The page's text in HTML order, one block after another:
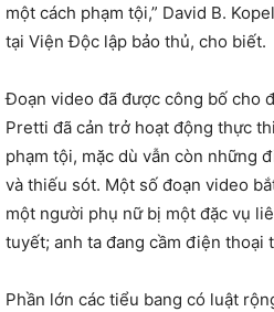
một cách phạm tội,” David B.
tại Viện Độc lập bảo thủ, cho biết.
Đoạn video đã được công bố cho
Pretti đã cản trở hoạt động thực
phạm tội, mặc dù vẫn còn những
và thiếu sót. Một số đoạn video
một người phụ nữ bị một đặc vụ
tuyết; anh ta đang cầm điện thoại
Phần lớn các tiểu bang có luật